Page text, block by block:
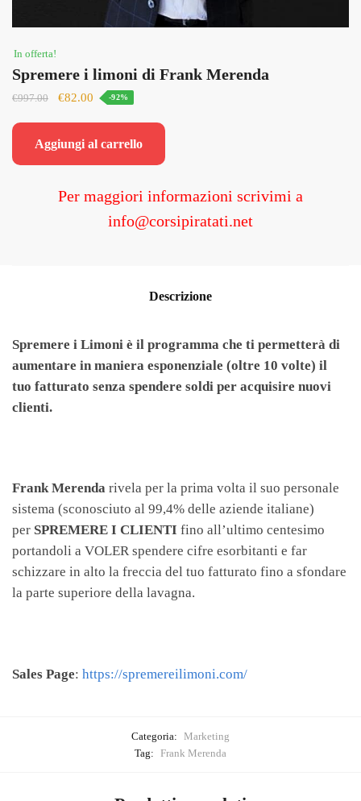
In offerta!
Spremere i limoni di Frank Merenda
€997.00
Il
era:
€82.00 Il
è:
-92%
Aggiungi al carrello
Per maggiori informazioni scrivimi a
info@corsipiratati.net
Descrizione
Spremere i Limoni è il programma che ti permetterà di
aumentare in maniera esponenziale (oltre 10 volte) il
tuo fatturato senza spendere soldi per acquisire nuovi
clienti.
Frank Merenda rivela per la prima volta il suo personale
sistema (sconosciuto al 99,4% delle aziende italiane)
per SPREMERE I CLIENTI fino all’ultimo centesimo
portandoli a VOLER spendere cifre esorbitanti e far
schizzare in alto la freccia del tuo fatturato fino a sfondare
la parte superiore della lavagna.
Sales Page: https://spremereilimoni.com/
Categoria: Marketing
Tag: Frank Merenda